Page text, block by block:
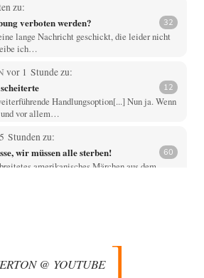
zu:
verboten werden? 32
lange Nachricht geschickt, die leider nicht
ich…
vor 1 Stunde zu:
12
Handlungsoption[...] Nun ja. Wenn
vor allem…
Stunden zu:
wir müssen alle sterben! 60
amerikanisches Märchen aus dem
eher schlaflose…
@ YOUTUBE